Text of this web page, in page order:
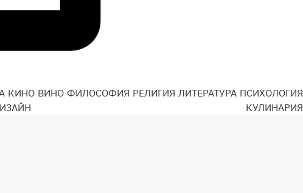
КИНО ВИНО ФИЛОСОФИЯ РЕЛИГИЯ ЛИТЕРАТУРА ПСИХОЛОГИЯ
КУЛИНАРИЯ